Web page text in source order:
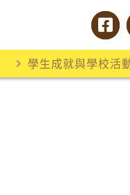
學生成就與學校活